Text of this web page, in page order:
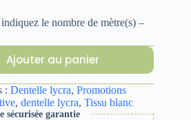
le nombre de mètre(s) –
Ajouter au panier
: Dentelle lycra, Promotions
, dentelle lycra, Tissu blanc
sécurisée garantie